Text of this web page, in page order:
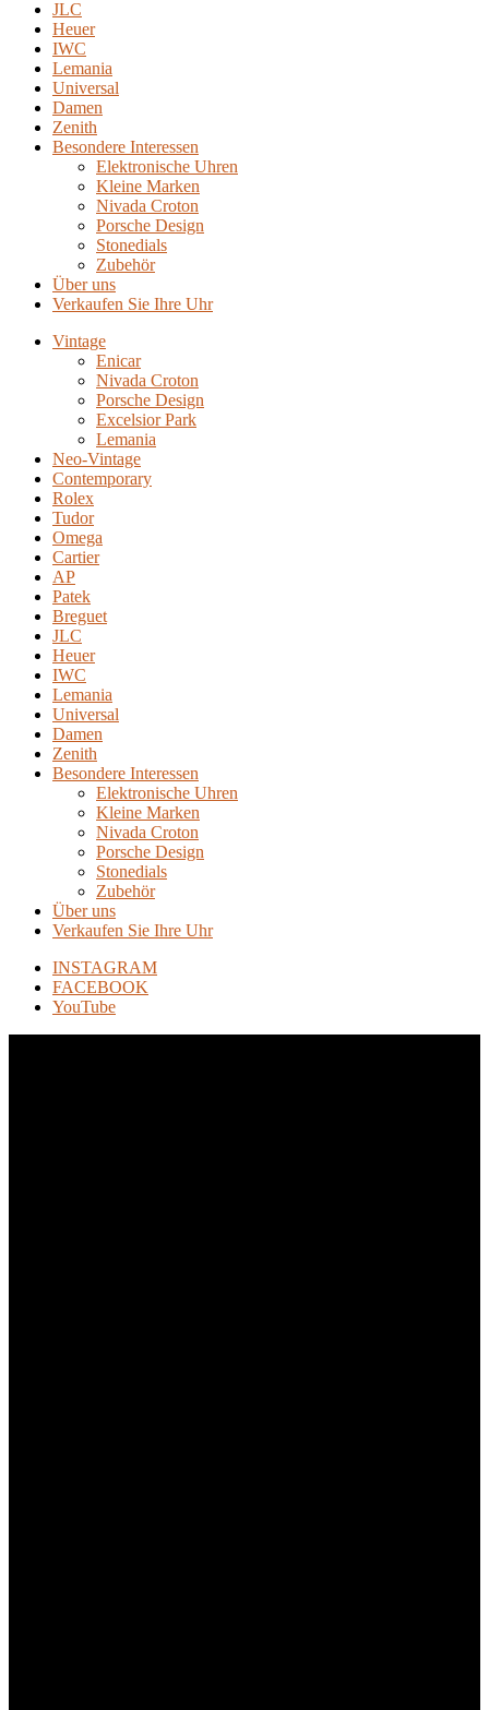
JLC
Heuer
IWC
Lemania
Universal
Damen
Zenith
Besondere Interessen
Elektronische Uhren
Kleine Marken
Nivada Croton
Porsche Design
Stonedials
Zubehör
Über uns
Verkaufen Sie Ihre Uhr
Vintage
Enicar
Nivada Croton
Porsche Design
Excelsior Park
Lemania
Neo-Vintage
Contemporary
Rolex
Tudor
Omega
Cartier
AP
Patek
Breguet
JLC
Heuer
IWC
Lemania
Universal
Damen
Zenith
Besondere Interessen
Elektronische Uhren
Kleine Marken
Nivada Croton
Porsche Design
Stonedials
Zubehör
Über uns
Verkaufen Sie Ihre Uhr
INSTAGRAM
FACEBOOK
YouTube